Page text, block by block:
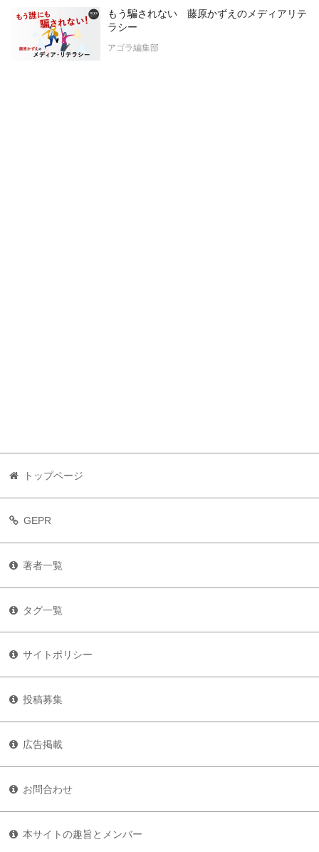
もう騙されない 藤原かずえのメディアリテ
ラシー
アゴラ編集部
トップページ
GEPR
著者一覧
タグ一覧
サイトポリシー
投稿募集
広告掲載
お問合わせ
本サイトの趣旨とメンバー